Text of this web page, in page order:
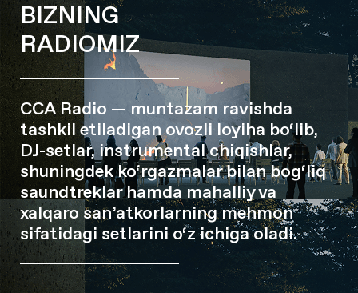
BIZNING
RADIOMIZ
CCA Radio — muntazam ravishda
tashkil etiladigan ovozli loyiha bo‘lib,
DJ-setlar, instrumental chiqishlar,
shuningdek ko‘rgazmalar bilan bog‘liq
saundtreklar hamda mahalliy va
xalqaro san’atkorlarning mehmon
sifatidagi setlarini o‘z ichiga oladi.